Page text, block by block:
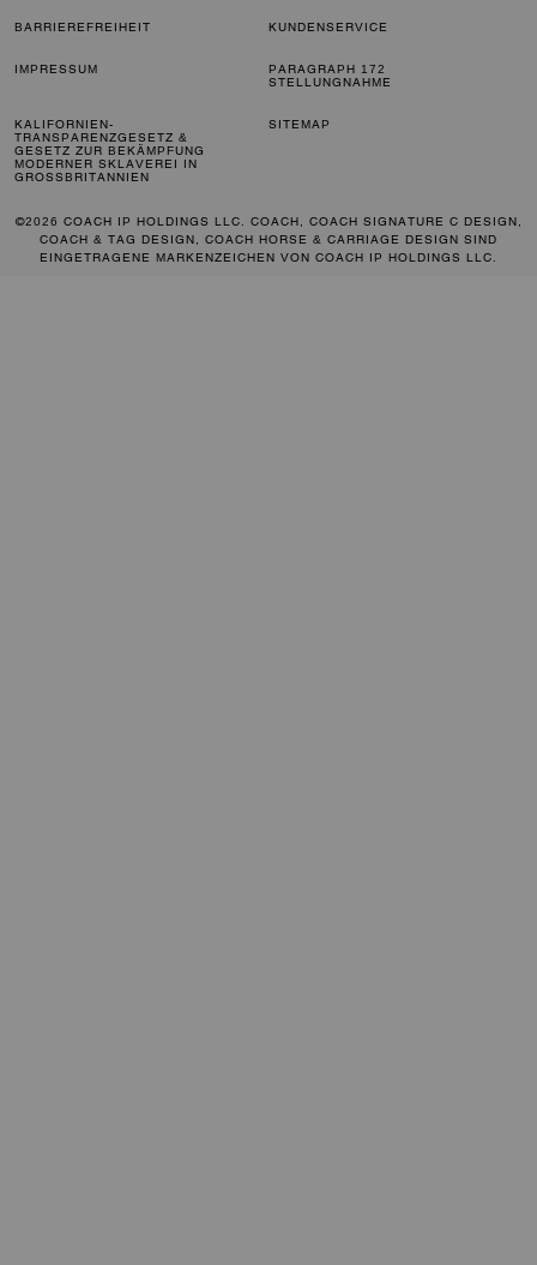
BARRIEREFREIHEIT KUNDENSERVICE
IMPRESSUM
PARAGRAPH 172
STELLUNGNAHME
KALIFORNIEN-
TRANSPARENZGESETZ &
GESETZ ZUR BEKÄMPFUNG
MODERNER SKLAVEREI IN
GROSSBRITANNIEN
SITEMAP
©2026 COACH IP HOLDINGS LLC. COACH, COACH SIGNATURE C DESIGN,
COACH & TAG DESIGN, COACH HORSE & CARRIAGE DESIGN SIND
EINGETRAGENE MARKENZEICHEN VON COACH IP HOLDINGS LLC.